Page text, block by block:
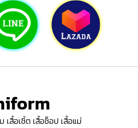
สื้อเชิ้ต เสื้อช็อป เสื้อแม่